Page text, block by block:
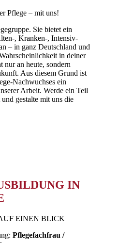
Pflege – mit uns!
Sie bietet ein
, Kranken-, Intensiv-
– in ganz Deutschland und
in deiner
nur an heute, sondern
Aus diesem Grund ist
Nachwuchses ein
Arbeit. Werde ein Teil
gestalte mit uns die
IN
EINEN BLICK
Pflegefachfrau /